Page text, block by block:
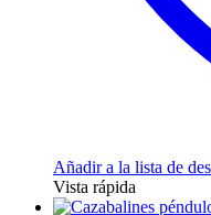
Añadir a la lista de
Vista rápida